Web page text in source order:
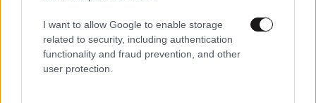
I want to allow Google to enable storage
related to security, including authentication
functionality and fraud prevention, and other
user protection.